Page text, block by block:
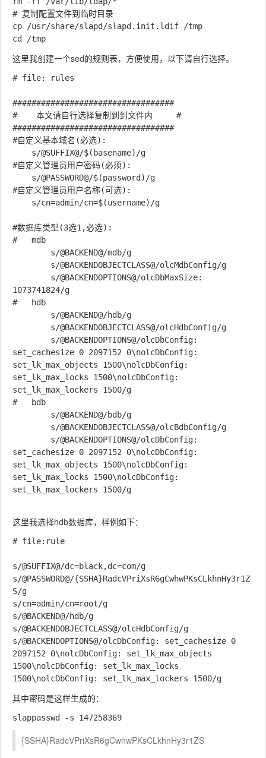
# 复制配置文件到临时目录
cp /usr/share/slapd/slapd.init.ldif /tmp
这里我创建一个sed的规则表，方便使用，以下请自行选择。
# file: rules
##################################
#    本文请自行选择复制到到文件内     #
##################################
#自定义基本域名(必选):
#自定义管理员用户密码(必须):
#自定义管理员用户名称(可选):
#数据库类型(3选1,必选):
#	mdb
1073741824/g
#	hdb
set_cachesize 0 2097152 0\nolcDbConfig:
set_lk_max_objects 1500\nolcDbConfig:
set_lk_max_locks 1500\nolcDbConfig:
set_lk_max_lockers 1500/g
#	bdb
set_cachesize 0 2097152 0\nolcDbConfig:
set_lk_max_objects 1500\nolcDbConfig:
set_lk_max_locks 1500\nolcDbConfig:
set_lk_max_lockers 1500/g
这里我选择hdb数据库，样例如下：
# file:rule
s/@SUFFIX@/dc=black,dc=com/g
s/@PASSWORD@/{SSHA}RadcVPriXsR6gCwhwPKsCLkhnHy3r1Z
S/g
s/cn=admin/cn=root/g
s/@BACKEND@/hdb/g
s/@BACKENDOBJECTCLASS@/olcHdbConfig/g
s/@BACKENDOPTIONS@/olcDbConfig: set_cachesize 0
2097152 0\nolcDbConfig: set_lk_max_objects
1500\nolcDbConfig: set_lk_max_locks
其中密码是这样生成的：
{SSHA}RadcVPriXsR6gCwhwPKsCLkhnHy3r1ZS